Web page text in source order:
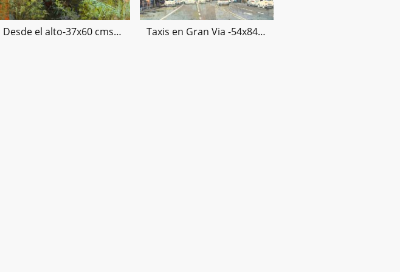
Desde el alto-37x60 cms -tecnica mixta sobre lienzo -2014 Taxis en Gran Via -54x84cms -